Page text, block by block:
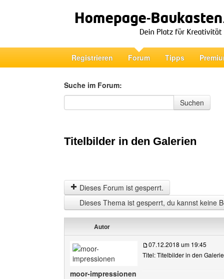
Registrieren Forum Tipps
Suche im Forum:
Suche im Forum
Suchen
Titelbilder in den Galerien
Dieses Forum ist gesperrt.
Dieses Thema ist gesperrt, du kannst keine
Autor
moor-impressionen
07.12.2018 um 19:45
Titel: Titelbilder in den